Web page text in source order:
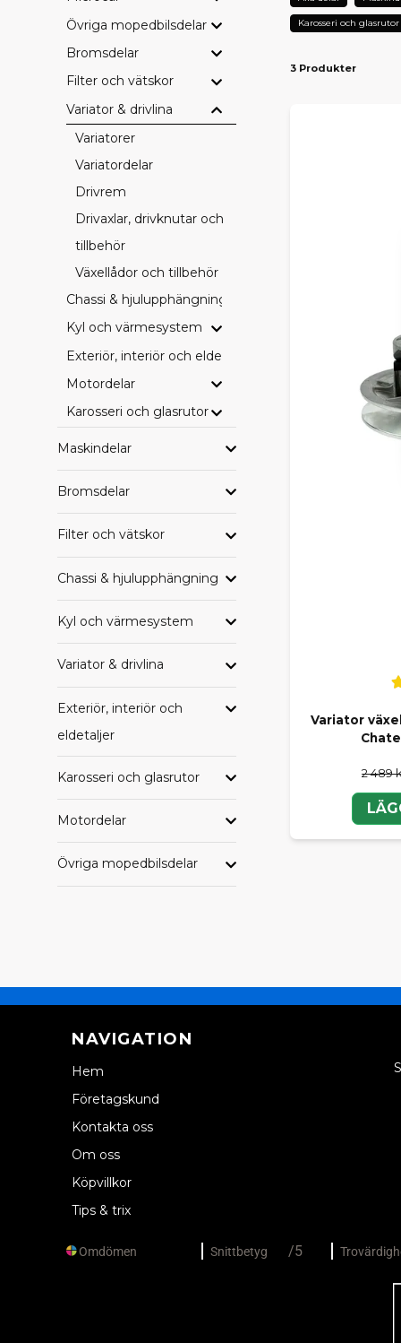
Övriga mopedbilsdelar
Bromsdelar
Filter och vätskor
Variator & drivlina
Variatorer
Variatordelar
Drivrem
Drivaxlar, drivknutar och
tillbehör
Växellådor och tillbehör
Chassi & hjulupphängning
Kyl och värmesystem
Exteriör, interiör och eldetaljer
Motordelar
Karosseri och glasrutor
Maskindelar
Bromsdelar
Filter och vätskor
Chassi & hjulupphängning
Kyl och värmesystem
Variator & drivlina
Exteriör, interiör och
eldetaljer
Karosseri och glasrutor
Motordelar
Övriga mopedbilsdelar
Prisvärda–
Perfekt
Hjullager
Övriga
Perfekt för
SCP,
Hos oss är
budget och
Vi tycker
Alla delar
Alla delar
Alla delar
Alla delar
Oavsett om
Karosseri och glasrutor
3 Produkter
Variator
2 489
NAVIGATION
Hem
Företagskund
Kontakta oss
Om oss
Köpvillkor
Tips & trix